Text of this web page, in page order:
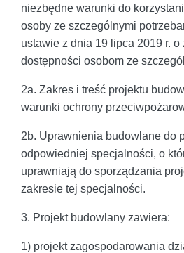
niezbędne warunki do
osoby ze szczególnymi
ustawie z dnia 19 lipca 2019 r. o
dostępności osobom ze
2a. Zakres i treść projektu
warunki ochrony
2b. Uprawnienia budowlane do
odpowiedniej specjalności, o
uprawniają do sporządzania
zakresie tej specjalności.
3. Projekt budowlany zawiera:
1) projekt zagospodarowania